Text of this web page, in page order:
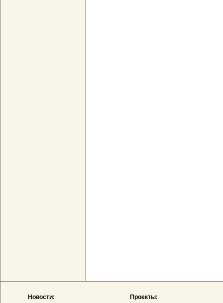
Новости: Проекты: